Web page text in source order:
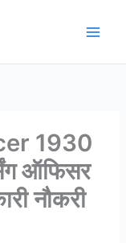
1930
ऑफिसर
नौकरी